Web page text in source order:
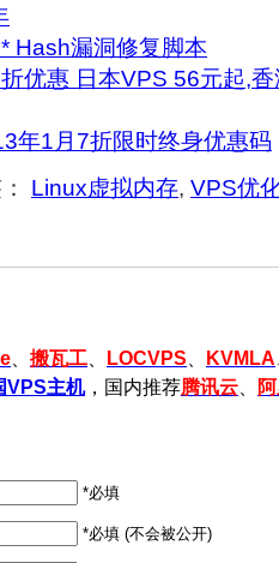
Hash漏洞修复脚本
优惠 日本VPS 56元起,
年1月7折限时终身优惠码
Linux虚拟内存, VPS优
搬瓦工 LOCVPS KVMLA
VPS主机，国内推荐腾讯云
*必填
*必填 (不会被公开)